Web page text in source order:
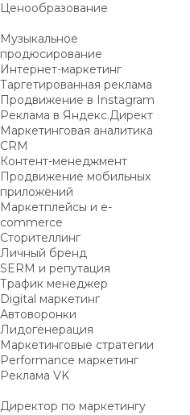
Ценообразование
Музыкальное
продюсирование
Интернет-маркетинг
Таргетированная реклама
Продвижение в Instagram
Реклама в Яндекс.Директ
Маркетинговая аналитика
CRM
Контент-менеджмент
Продвижение мобильных
приложений
Маркетплейсы и e-
commerce
Сторителлинг
Личный бренд
SERM и репутация
Трафик менеджер
Digital маркетинг
Автоворонки
Лидогенерация
Маркетинговые стратегии
Performance маркетинг
Реклама VK
Директор по маркетингу